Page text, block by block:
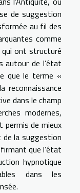
de suggestion
au fil des
comme
qui ont structuré
autour de l’état
que le terme «
reconnaissance
dans le champ
modernes,
permis de mieux
de la suggestion
que l’état
hypnotique
dans les